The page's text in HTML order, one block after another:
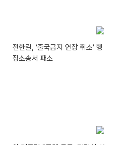
전한길, ‘출국금지 연장 취소’ 행
정소송서 패소